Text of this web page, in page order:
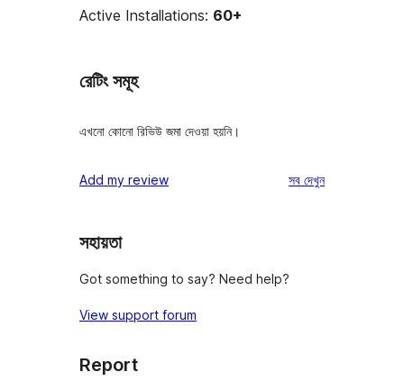
Active Installations: 60+
রেটিং সমূহ
এখনো কোনো রিভিউ জমা দেওয়া হয়নি।
Add my review সবরিভিউ
দেখুন
সহায়তা
Got something to say? Need help?
View support forum
Report